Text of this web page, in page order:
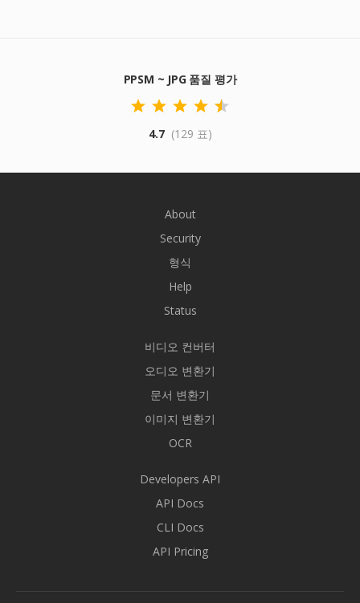
PPSM ~ JPG 품질 평가
4.7 (129 표)
About
Security
형식
Help
Status
비디오 컨버터
오디오 변환기
문서 변환기
이미지 변환기
OCR
Developers API
API Docs
CLI Docs
API Pricing